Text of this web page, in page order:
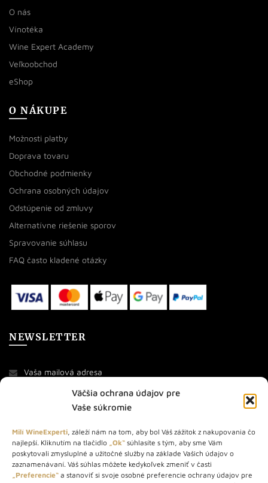
Väčšia ochrana údajov pre
Vaše súkromie
Milí WineExperti, záleží nám na tom, aby bol Váš zážitok z nakupovania čo
najlepší. Kliknutím na tlačidlo „Ok“ súhlasíte s tým, aby sme Vám
poskytovali zmysluplné a užitočné služby na základe Vašich údajov o
zaznamenávaní. Váš súhlas môžete kedykoľvek zmeniť v časti
„Preferencie“ a stanoviť si svoje osobné preferencie ochrany údajov pre
O nás
Vínotéka
Wine Expert Academy
Veľkoobchod
eShop
O NÁKUPE
Možnosti platby
Doprava tovaru
Obchodné podmienky
Ochrana osobných údajov
Odstúpenie od zmluvy
Alternatívne riešenie sporov
Spravovanie súhlasu
FAQ často kladené otázky
NEWSLETTER
O NÁS
STORE – obchod s vínom a destilátmi od roku 2010. Na našej